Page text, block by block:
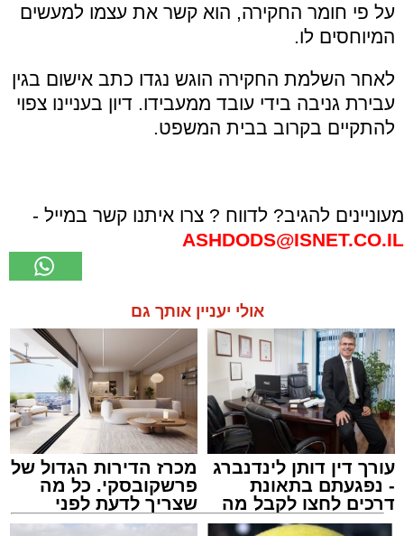
על פי חומר החקירה, הוא קשר את עצמו למעשים
המיוחסים לו.
לאחר השלמת החקירה הוגש נגדו כתב אישום בגין
עבירת גניבה בידי עובד ממעבידו. דיון בעניינו צפוי
להתקיים בקרוב בבית המשפט.
מעוניינים להגיב? לדווח ? צרו איתנו קשר במייל -
ASHDODS@ISNET.CO.IL
אולי יעניין אותך גם
עורך דין דותן לינדנברג
- נפגעתם בתאונת
דרכים לחצו לקבל מה
שמגיע לכם
מכרז הדירות הגדול של
פרשקובסקי. כל מה
שצריך לדעת לפני
שמגישים הצעה לדירה